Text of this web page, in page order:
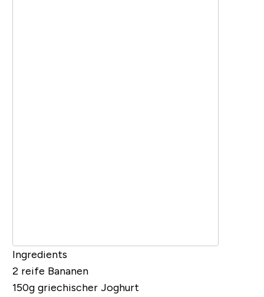
Ingredients
2 reife Bananen
150g griechischer Joghurt